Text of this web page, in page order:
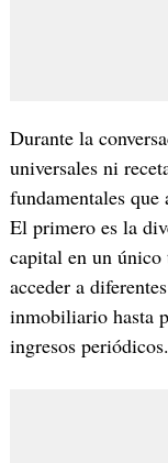
Durante la
universales ni
fundamentales que
El primero es la
capital en un
acceder a
inmobiliario hasta
ingresos periódicos.